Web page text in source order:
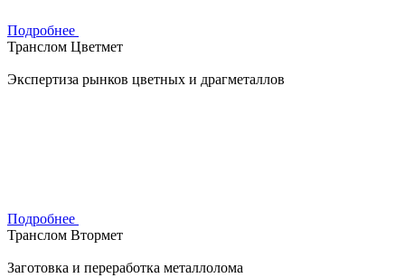
Подробнее
Транслом Цветмет
Экспертиза рынков цветных и драгметаллов
Подробнее
Транслом Втормет
Заготовка и переработка металлолома